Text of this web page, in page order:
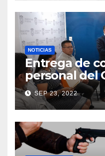
NOTICIAS
Entrega de
personal del
Morelos
SEP 23, 2022